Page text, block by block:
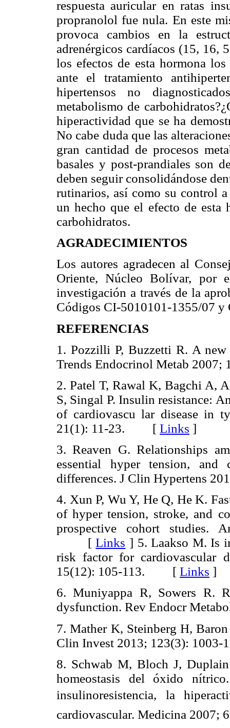
respuesta auricular en ratas
propranolol fue nula. En este
provoca cambios en la
adrenérgicos cardíacos (15, 16,
los efectos de esta hormona
ante el tratamiento
hipertensos no
metabolismo de
hiperactividad que se ha
No cabe duda que las
gran cantidad de procesos
basales y post-prandiales son
deben seguir consolidándose
rutinarios, así como su control
un hecho que el efecto de esta
carbohidratos.
AGRADECIMIENTOS
Los autores agradecen al
Oriente, Núcleo Bolívar, por
investigación a través de la
Códigos CI-5010101-1355/07
REFERENCIAS
1. Pozzilli P, Buzzetti R. A new
Trends Endocrinol Metab
2. Patel T, Rawal K, Bagchi A,
S, Singal P. Insulin resistance:
of cardiovascu lar disease in
21(1): 11-23. [ Links ]
3. Reaven G. Relationships
essential hyper tension, and
differences. J Clin Hypertens
4. Xun P, Wu Y, He Q, He K.
of hyper tension, stroke, and
prospective cohort studies.
[Links ] 5. Laakso M. Is
risk factor for cardiovascular
15(12): 105-113. [ Links ]
6. Muniyappa R, Sowers R.
dysfunction. Rev Endocr
7. Mather K, Steinberg H,
Clin Invest 2013; 123(3):
8. Schwab M, Bloch J,
homeostasis del óxido
insulinoresistencia, la
cardiovascular. Medicina